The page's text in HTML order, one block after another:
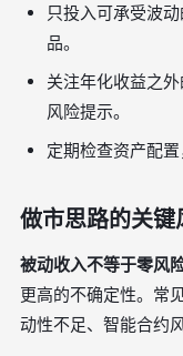
只投入可承受波
品。
关注年化收益之
风险提示。
定期检查资产配
做市思路的关键
被动收入不等于零风险
更高的不确定性。常
动性不足、智能合约